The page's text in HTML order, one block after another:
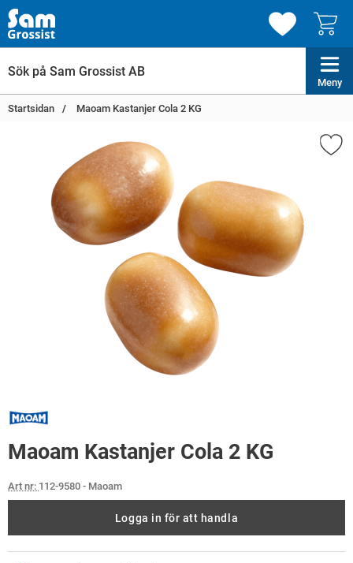
Meny
Startsidan Maoam Kastanjer Cola 2 KG
Maoam Kastanjer Cola 2 KG
Art nr: 112-9580 - Maoam
Logga in för att handla